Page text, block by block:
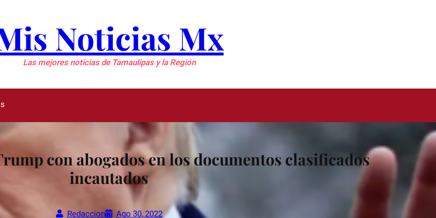
Noticias Mx
Las mejores noticias de Tamaulipas y la Región
con abogados en los documentos clasificados
incautados
Redaccion Ago 30, 2022